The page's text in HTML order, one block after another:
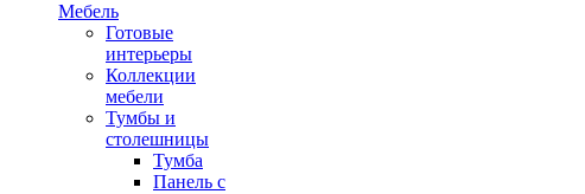
Мебель
Готовые
интерьеры
Коллекции
мебели
Тумбы и
столешницы
Тумба
Панель с